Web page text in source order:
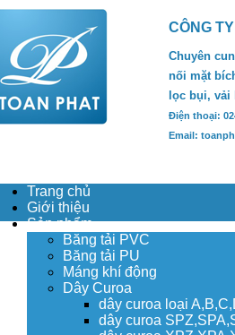
CÔNG
Chuyên
nối mặt
lọc bụi,
Điện thoại:
Email:
Trang chủ
Giới thiệu
Sản phẩm
Băng tải PVC
Băng tải PU
Máng khí động
Dây Curoa
dây curoa loại
dây curoa